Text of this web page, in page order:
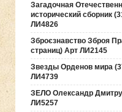
Загадочная
исторический сборник
ЛИ4826
Зброєзнавство Зброя
страниц) Арт ЛИ2145
Звезды Орденов мира
ЛИ4739
ЗЕЛО Олександр
ЛИ5257